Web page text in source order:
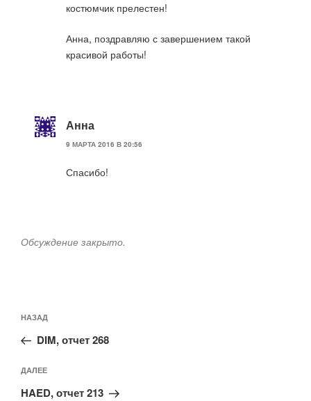
костюмчик прелестен!
Анна, поздравляю с завершением такой
красивой работы!
Анна
9 МАРТА 2016 В 20:56
Спасибо!
Обсуждение закрыто.
по
записям
Предыдущая
запись:
НАЗАД
DIM, отчет 268
Следующая
запись
ДАЛЕЕ
HAED, отчет 213